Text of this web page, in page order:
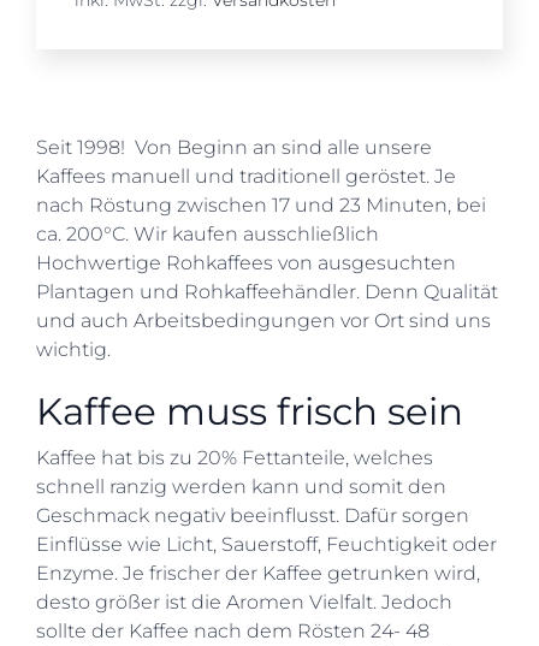
Seit 1998! Von Beginn an sind alle unsere
Kaffees manuell und traditionell geröstet. Je
nach Röstung zwischen 17 und 23 Minuten, bei
ca. 200°C. Wir kaufen ausschließlich
Hochwertige Rohkaffees von ausgesuchten
Plantagen und Rohkaffeehändler. Denn Qualität
und auch Arbeitsbedingungen vor Ort sind uns
wichtig.
Kaffee muss frisch sein
Kaffee hat bis zu 20% Fettanteile, welches
schnell ranzig werden kann und somit den
Geschmack negativ beeinflusst. Dafür sorgen
Einflüsse wie Licht, Sauerstoff, Feuchtigkeit oder
Enzyme. Je frischer der Kaffee getrunken wird,
desto größer ist die Aromen Vielfalt. Jedoch
sollte der Kaffee nach dem Rösten 24- 48